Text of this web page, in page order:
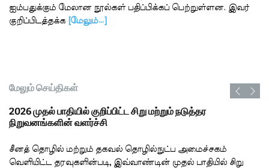
ஐம்பதுக்கும் மேலான நூல்கள் பதிப்பிக்கப் பெற்றுள்ளன. இவர்
குறிப்பிடத்தக்க
[மேலும்…]
மேலும் செய்திகள்
2026 முதல் பாதியில் குறிப்பிட்ட சிறு மற்றும் நடுத்தர
நிறுவனங்களின் வளர்ச்சி
சீனத் தொழில் மற்றும் தகவல் தொழில்நுட்ப அமைச்சகம்
வெளியிட்ட தரவுகளின்படி, இவ்வாண்டின் முதல் பாதியில் சிறு